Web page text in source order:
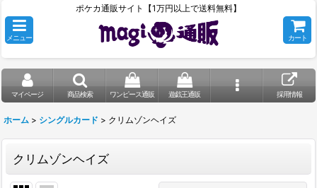
ポケカ通販サイト【1万円以上で送料無料】
メニュー カート
マイページ 商品検索 ワンピース通販 遊戯王通販 採用情報
ホーム > シングルカード > クリムゾンヘイズ
クリムゾンヘイズ